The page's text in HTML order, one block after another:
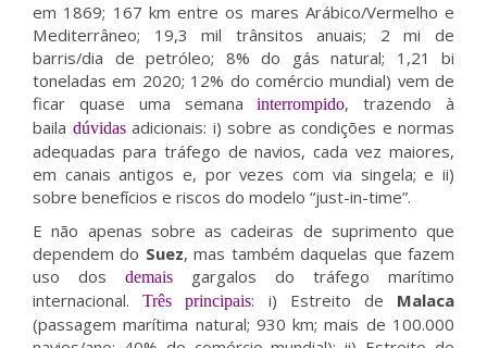
em 1869; 167 km entre os mares Arábico/Vermelho e
Mediterrâneo; 19,3 mil trânsitos anuais; 2 mi de
barris/dia de petróleo; 8% do gás natural; 1,21 bi
toneladas em 2020; 12% do comércio mundial) vem de
ficar quase uma semanainterrompido, trazendo à
baila dúvidas adicionais: i) sobre as condições e normas
adequadas para tráfego de navios, cada vez maiores,
em canais antigos e, por vezes com via singela; e ii)
sobre benefícios e riscos do modelo “just-in-time”.
E não apenas sobre as cadeiras de suprimento que
dependem do Suez, mas também daquelas que fazem
uso dos demais gargalos do tráfego marítimo
internacional.Três principais: i) Estreito de Malaca
(passagem marítima natural; 930 km; mais de 100.000